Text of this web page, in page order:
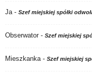
Ja- Szef miejskiej spółki
Obserwator - Szef miejskiej
Mieszkanka- Szef miejskiej